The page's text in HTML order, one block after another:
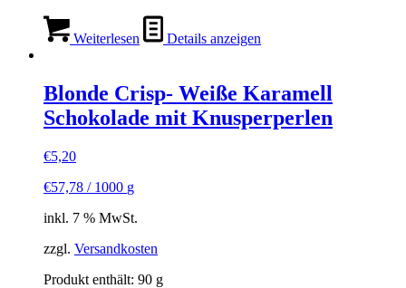
Weiterlesen Details anzeigen
Blonde Crisp- Weiße Karamell
Schokolade mit Knusperperlen
€5,20
€57,78 / 1000 g
inkl. 7 % MwSt.
zzgl. Versandkosten
Produkt enthält: 90 g